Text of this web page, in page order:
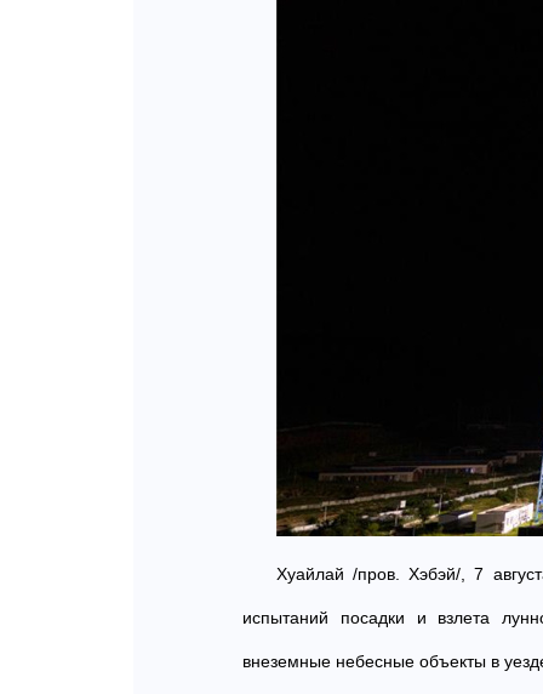
Хуайлай /пров. Хэбэй/, 7
испытаний посадки и взлета
внеземные небесные объекты в